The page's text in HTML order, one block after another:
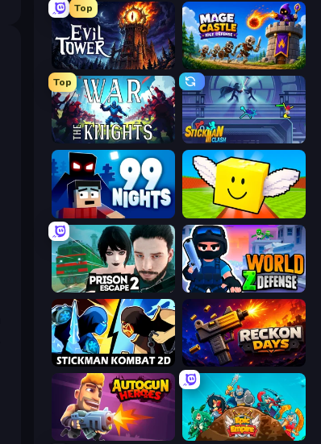
Top
Evil Tower Mage Castle Idle Defense
Top
War the Knights Stickman Clash
99 Nights (Bloxd.io) Lucky Brainrot Blocks Online
Prison Escape 2 World Z Defense - Zombie Defense
Stickman Kombat 2D Reckon Days
Autogun Heroes Epic Empire: Tower Defense